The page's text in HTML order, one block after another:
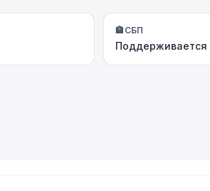
🏦 СБП
Поддерживается